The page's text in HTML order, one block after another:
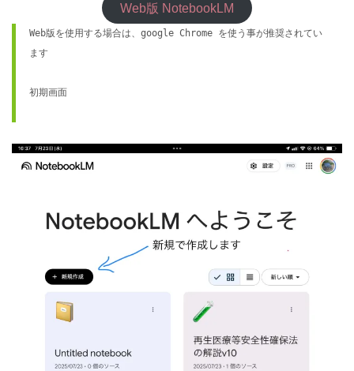
Web版 NotebookLM
Web版を使用する場合は、google Chrome を使う事が推奨されてい
ます
初期画面